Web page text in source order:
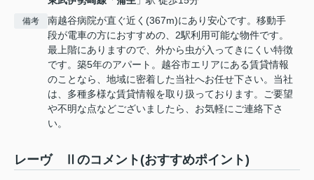
備考
南越谷病院が直ぐ近く(367m)にあり安心です。移動手
段が電車の方におすすめの、2駅利用可能な物件です。
最上階にありますので、外から虫が入ってきにくい特徴
です。築5年のアパート。越谷市エリアにある賃貸情報
のことなら、地域に密着した当社へお任せ下さい。当社
は、多種多様な賃貸情報を取り扱っております。ご要望
や不明な点などございましたら、お気軽にご連絡下さ
い。
レーヴ Ⅱのコメント(おすすめポイント)